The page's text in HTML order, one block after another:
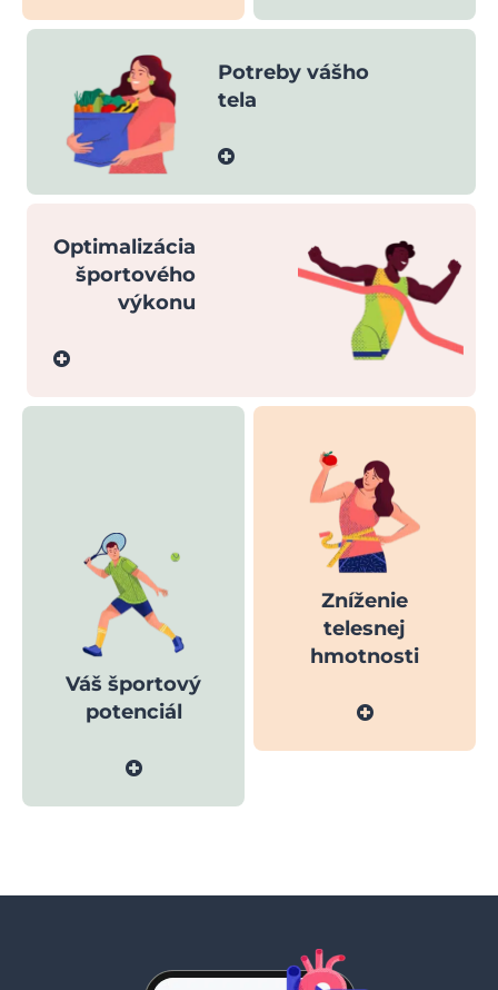
Potreby vášho
tela
Optimalizácia
športového
výkonu
Váš športový
potenciál
Zníženie
telesnej
hmotnosti